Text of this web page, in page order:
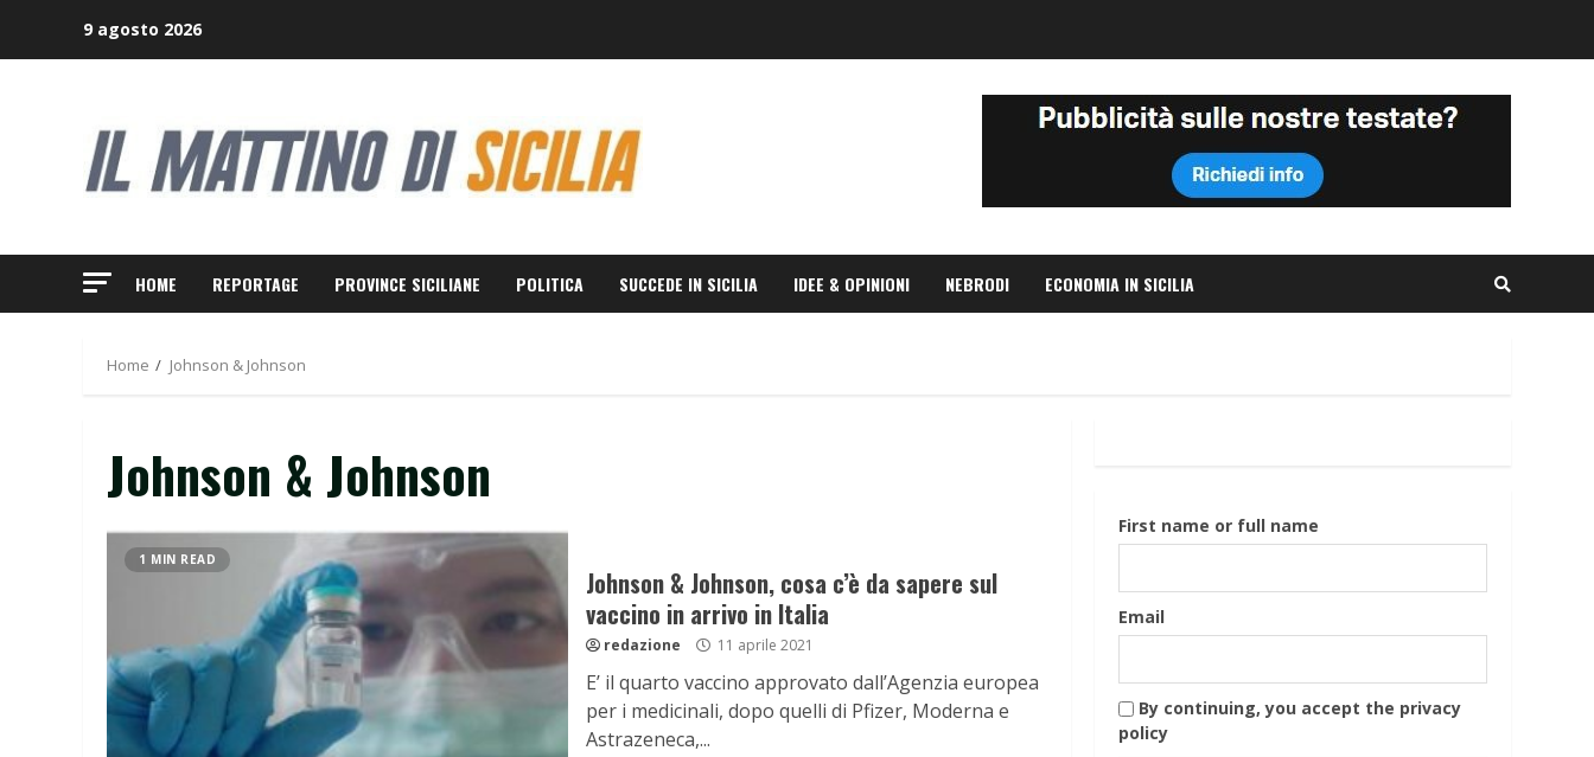
9 agosto 2026
HOME REPORTAGE PROVINCE SICILIANE POLITICA SUCCEDE IN SICILIA IDEE & OPINIONI NEBRODI ECONOMIA IN SICILIA
Home Johnson & Johnson
Johnson & Johnson
1 MIN READ
Johnson & Johnson, cosa c’è da sapere sul
vaccino in arrivo in Italia
redazione 11 aprile 2021
E’ il quarto vaccino approvato dall’Agenzia europea
per i medicinali, dopo quelli di Pfizer, Moderna e
Astrazeneca,...
First name or full name
Email
By continuing, you accept the privacy
policy